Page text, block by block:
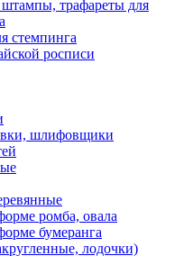
трафареты для
стемпинга
росписи
шлифовщики
ромба, овала
бумеранга
лодочки)